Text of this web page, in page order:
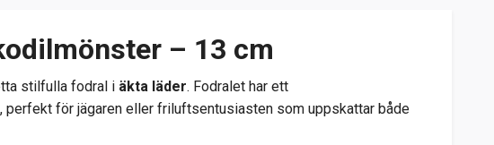
– 13 cm
stilfulla fodral i äkta läder. Fodralet har ett
perfekt för jägaren eller friluftsentusiasten som uppskattar både